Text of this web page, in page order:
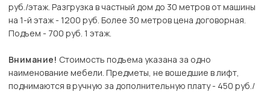
руб./этаж. Разгрузка в частный дом до 30 метров от машины
на 1-й этаж - 1200 руб. Более 30 метров цена договорная.
Подъем - 700 руб. 1 этаж.
Внимание! Стоимость подъема указана за одно
наименование мебели. Предметы, не вошедшие в лифт,
поднимаются в ручную за дополнительную плату - 450 руб./